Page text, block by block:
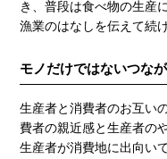
き、普段は食べ物の生産
漁業のはなしを伝えて続
モノだけではないつな
生産者と消費者のお互い
費者の親近感と生産者の
生産者が消費地に出向い